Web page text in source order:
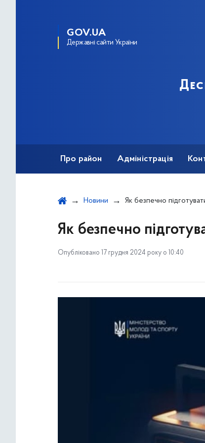
GOV.UA
Державні сайти України
Про район Адміністрація
Новини Як безпечно
Як безпечно
Опубліковано 17 грудня 2024 року о 10:40